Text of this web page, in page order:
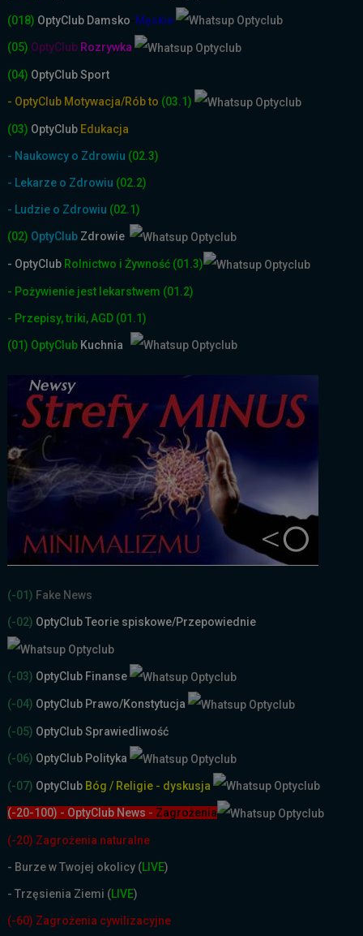
(018) OptyClub Damsko Męskie
(05) OptyClub Rozrywka
(04) OptyClub Sport
- OptyClub Motywacja/Rób to (03.1)
(03) OptyClub Edukacja
- Naukowcy o Zdrowiu (02.3)
- Lekarze o Zdrowiu (02.2)
- Ludzie o Zdrowiu (02.1)
(02) OptyClub Zdrowie
- OptyClub Rolnictwo i Żywność (01.3)
- Pożywienie jest lekarstwem (01.2)
- Przepisy, triki, AGD (01.1)
(01) OptyClub Kuchnia
(-01) Fake News
(-02) OptyClub Teorie spiskowe/Przepowiednie
(-03) OptyClub Finanse
(-04) OptyClub Prawo/Konstytucja
(-05) OptyClub Sprawiedliwość
(-06) OptyClub Polityka
(-07) OptyClub Bóg / Religie - dyskusja
(-20-100) - OptyClub News - Zagrożenia
(-20) Zagrożenia naturalne
- Burze w Twojej okolicy (LIVE)
- Trzęsienia Ziemi (LIVE)
(-60) Zagrożenia cywilizacyjne